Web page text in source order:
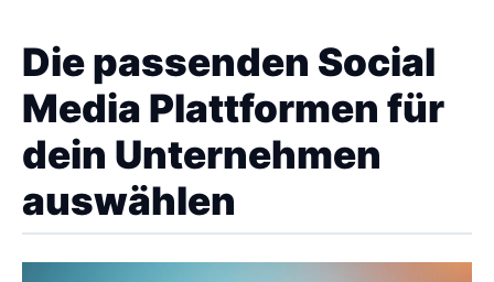
Die passenden Social
Media Plattformen für
dein Unternehmen
auswählen